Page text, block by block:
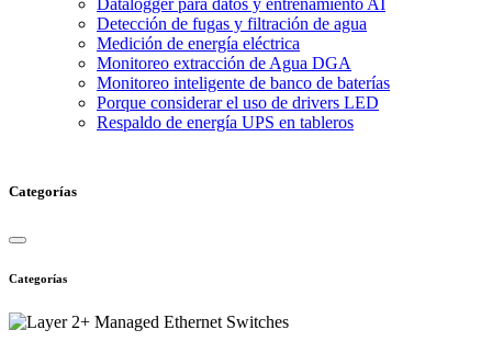
Datalogger para datos y entrenamiento AI
Detección de fugas y filtración de agua
Medición de energía eléctrica
Monitoreo extracción de Agua DGA
Monitoreo inteligente de banco de baterías
Porque considerar el uso de drivers LED
Respaldo de energía UPS en tableros
Categorías
Categorías